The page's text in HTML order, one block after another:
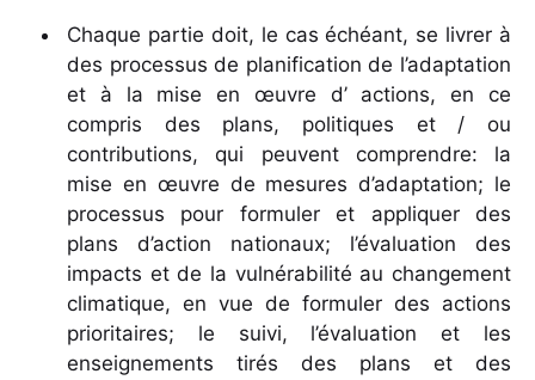
Chaque partie doit, le cas échéant, se livrer à
des processus de planification de l’adaptation
et à la mise en œuvre d’ actions, en ce
compris des plans, politiques et / ou
contributions, qui peuvent comprendre: la
mise en œuvre de mesures d’adaptation; le
processus pour formuler et appliquer des
plans d’action nationaux; l’évaluation des
impacts et de la vulnérabilité au changement
climatique, en vue de formuler des actions
prioritaires; le suivi, l’évaluation et les
enseignements tirés des plans et des